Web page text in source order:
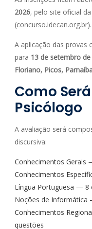
2026, pelo site oficial
(concurso.idecan.org.br).
A aplicação das provas
para 13 de setembro
Floriano, Picos,
Como
Psicólogo
A avaliação será
discursiva:
Conhecimentos Gerais
Conhecimentos
Língua Portuguesa — 8
Noções de Informática
Conhecimentos
questões